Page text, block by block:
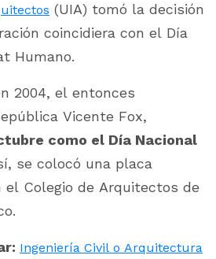
(UIA) tomó la decisión
coincidiera con el Día
Humano.
2004, el entonces
Vicente Fox,
como el Día Nacional
se colocó una placa
el Colegio de Arquitectos de
Ingeniería Civil o Arquitectura